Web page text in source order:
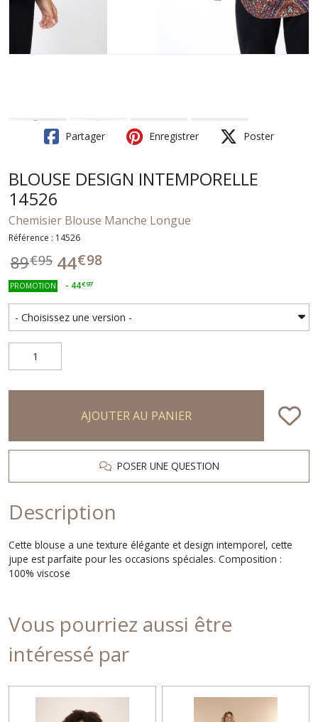
Partager Enregistrer Poster
BLOUSE DESIGN INTEMPORELLE
14526
Chemisier Blouse Manche Longue
Référence : 14526
89€95 44€98
PROMOTION - 44€97
AJOUTER AU PANIER
POSER UNE QUESTION
Description
Cette blouse a une texture élégante et design intemporel, cette
jupe est parfaite pour les occasions spéciales. Composition :
100% viscose
Vous pourriez aussi être
intéressé par